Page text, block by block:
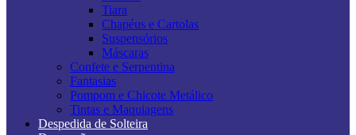
Tiara
Chapéus e Cartolas
Suspensórios
Máscaras
Confete e Serpentina
Fantasias
Pompom e Chicote Metálico
Tintas e Maquiagens
Despedida de Solteira